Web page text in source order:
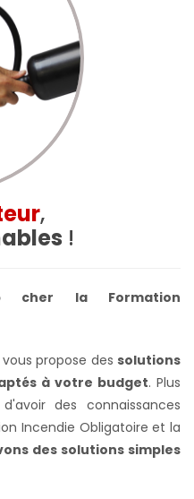
,
!
cher la Formation
vous propose dessolutions
à votre budget. Plus
des connaissances
Incendie Obligatoire et la
des solutions simples